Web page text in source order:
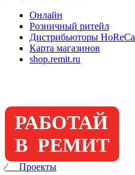
Онлайн
Розничный ритейл
Дистрибьюторы HoReCa
Карта магазинов
shop.remit.ru
РАБОТАЙ
В РЕМИТ
⁄ Проекты